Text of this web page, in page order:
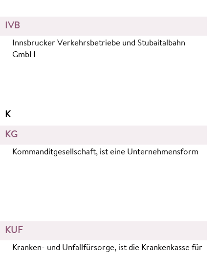
IVB
Innsbrucker Verkehrsbetriebe und Stubaitalbahn
GmbH
K
KG
Kommanditgesellschaft, ist eine Unternehmensform
KUF
Kranken- und Unfallfürsorge, ist die Krankenkasse für